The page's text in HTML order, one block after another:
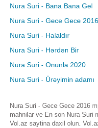
Nura Suri - Bana Bana Gel
Nura Suri - Gece Gece 2016
Nura Suri - Halaldır
Nura Suri - Hərdən Bir
Nura Suri - Onunla 2020
Nura Suri - Ürəyimin adamı
Nura Suri - Gece Gece 2016
mahnilar ve En son Nura Suri
Vol.az saytina daxil olun.